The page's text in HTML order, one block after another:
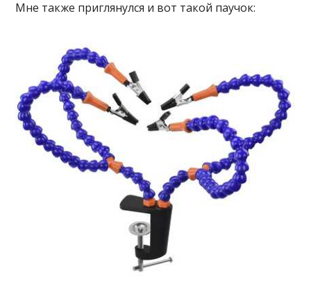
Мне также приглянулся и вот такой паучок: